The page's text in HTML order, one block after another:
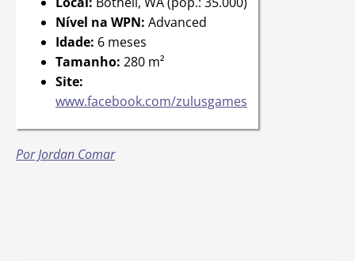
Nível na WPN: Advanced
Idade: 6 meses
Tamanho: 280 m²
Site:
www.facebook.com/zulusgames
Por Jordan Comar